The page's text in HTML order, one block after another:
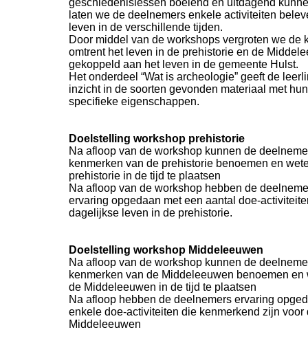
geschiedenislessen boeiend en uitdagend
laten we de deelnemers enkele activiteiten
leven in de verschillende tijden.
Door middel van de workshops vergroten we de
omtrent het leven in de prehistorie en de
gekoppeld aan het leven in de gemeente Hulst.
Het onderdeel “Wat is archeologie” geeft de
inzicht in de soorten gevonden materiaal met hun
specifieke eigenschappen.
Doelstelling workshop prehistorie
Na afloop van de workshop kunnen de
kenmerken van de prehistorie benoemen en
prehistorie in de tijd te plaatsen
Na afloop van de workshop hebben de
ervaring opgedaan met een aantal doe-
dagelijkse leven in de prehistorie.
Doelstelling workshop Middeleeuwen
Na afloop van de workshop kunnen de
kenmerken van de Middeleeuwen benoemen en
de Middeleeuwen in de tijd te plaatsen
Na afloop hebben de deelnemers ervaring
enkele doe-activiteiten die kenmerkend zijn voor
Middeleeuwen